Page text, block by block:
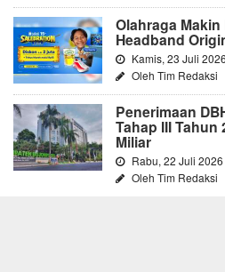
Olahraga
Headband
Kamis, 23 Juli
Oleh Tim Redaksi
Penerimaan
Tahap III Tahun
Miliar
Rabu, 22 Juli
Oleh Tim Redaksi